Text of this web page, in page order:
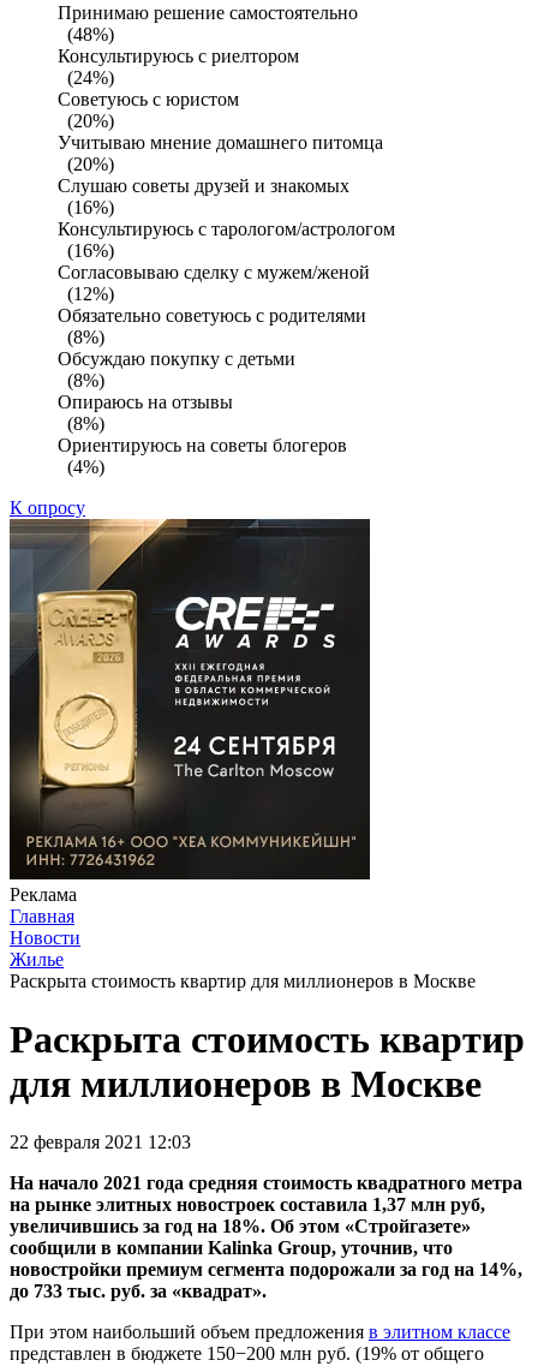
Принимаю решение самостоятельно
(48%)
Консультируюсь с риелтором
(24%)
Советуюсь с юристом
(20%)
Учитываю мнение домашнего питомца
(20%)
Слушаю советы друзей и знакомых
(16%)
Консультируюсь с тарологом/астрологом
(16%)
Согласовываю сделку с мужем/женой
(12%)
Обязательно советуюсь с родителями
(8%)
Обсуждаю покупку с детьми
(8%)
Опираюсь на отзывы
(8%)
Ориентируюсь на советы блогеров
(4%)
К опросу
Реклама
Главная
Новости
Жилье
Раскрыта стоимость квартир для миллионеров в Москве
Раскрыта стоимость квартир
для миллионеров в Москве
22 февраля 2021 12:03
На начало 2021 года средняя стоимость квадратного метра
на рынке элитных новостроек составила 1,37 млн руб,
увеличившись за год на 18%. Об этом «Стройгазете»
сообщили в компании Kalinka Group, уточнив, что
новостройки премиум сегмента подорожали за год на 14%,
до 733 тыс. руб. за «квадрат».
При этом наибольший объем предложения в элитном классе
представлен в бюджете 150−200 млн руб. (19% от общего